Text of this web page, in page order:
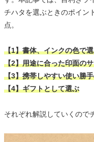
チハタを選ぶときのポイン
点。
【1】書体、インクの色で
【2】用途に合った印面の
【3】携帯しやすい使い勝
【4】ギフトとして選ぶ
それぞれ解説していくので